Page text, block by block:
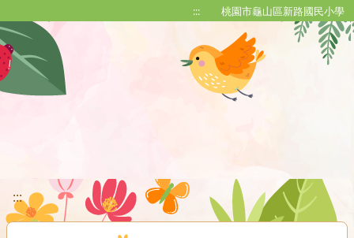
::: 桃園市龜山區新路國民小學
:::